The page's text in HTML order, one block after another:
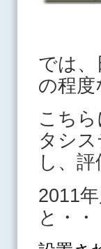
では
の程度
こちら
タシ
し、
2011
と・・